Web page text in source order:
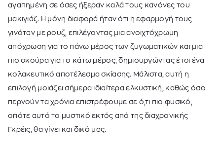
αγαπημένη σε όσες ήξεραν καλά τους κανόνες του
μακιγιάζ. Η μόνη διαφορά ήταν ότι η εφαρμογή τους
γινόταν με ρουζ, επιλέγοντας μια ανοιχτόχρωμη
απόχρωση για το πάνω μέρος των ζυγωματικών και μια
πιο σκούρα για το κάτω μέρος, δημιουργώντας έτσι ένα
κολακευτικό αποτέλεσμα σκίασης. Μάλιστα, αυτή η
επιλογή μοιάζει σήμερα ιδιαίτερα ελκυστική, καθώς όσο
περνούν τα χρόνια επιστρέφουμε σε ό,τι πιο φυσικό,
οπότε αυτό το μυστικό εκτός από της διαχρονικής
Γκρέις, θα γίνει και δικό μας.